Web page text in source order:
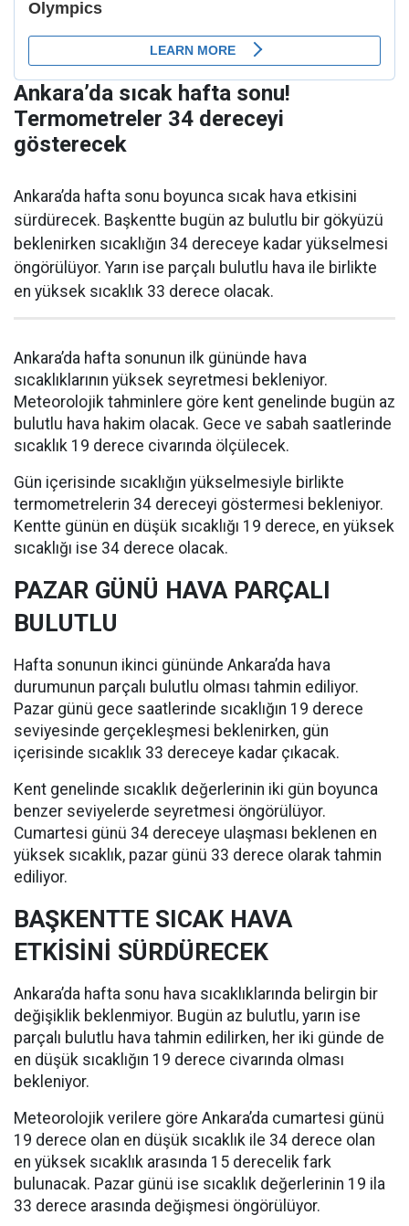
Ankara’da sıcak hafta sonu!
Termometreler 34 dereceyi
gösterecek
Ankara’da hafta sonu boyunca sıcak hava etkisini
sürdürecek. Başkentte bugün az bulutlu bir gökyüzü
beklenirken sıcaklığın 34 dereceye kadar yükselmesi
öngörülüyor. Yarın ise parçalı bulutlu hava ile birlikte
en yüksek sıcaklık 33 derece olacak.
Ankara’da hafta sonunun ilk gününde hava
sıcaklıklarının yüksek seyretmesi bekleniyor.
Meteorolojik tahminlere göre kent genelinde bugün az
bulutlu hava hakim olacak. Gece ve sabah saatlerinde
sıcaklık 19 derece civarında ölçülecek.
Gün içerisinde sıcaklığın yükselmesiyle birlikte
termometrelerin 34 dereceyi göstermesi bekleniyor.
Kentte günün en düşük sıcaklığı 19 derece, en yüksek
sıcaklığı ise 34 derece olacak.
PAZAR GÜNÜ HAVA PARÇALI
BULUTLU
Hafta sonunun ikinci gününde Ankara’da hava
durumunun parçalı bulutlu olması tahmin ediliyor.
Pazar günü gece saatlerinde sıcaklığın 19 derece
seviyesinde gerçekleşmesi beklenirken, gün
içerisinde sıcaklık 33 dereceye kadar çıkacak.
Kent genelinde sıcaklık değerlerinin iki gün boyunca
benzer seviyelerde seyretmesi öngörülüyor.
Cumartesi günü 34 dereceye ulaşması beklenen en
yüksek sıcaklık, pazar günü 33 derece olarak tahmin
ediliyor.
BAŞKENTTE SICAK HAVA
ETKİSİNİ SÜRDÜRECEK
Ankara’da hafta sonu hava sıcaklıklarında belirgin bir
değişiklik beklenmiyor. Bugün az bulutlu, yarın ise
parçalı bulutlu hava tahmin edilirken, her iki günde de
en düşük sıcaklığın 19 derece civarında olması
bekleniyor.
Meteorolojik verilere göre Ankara’da cumartesi günü
19 derece olan en düşük sıcaklık ile 34 derece olan
en yüksek sıcaklık arasında 15 derecelik fark
bulunacak. Pazar günü ise sıcaklık değerlerinin 19 ila
33 derece arasında değişmesi öngörülüyor.